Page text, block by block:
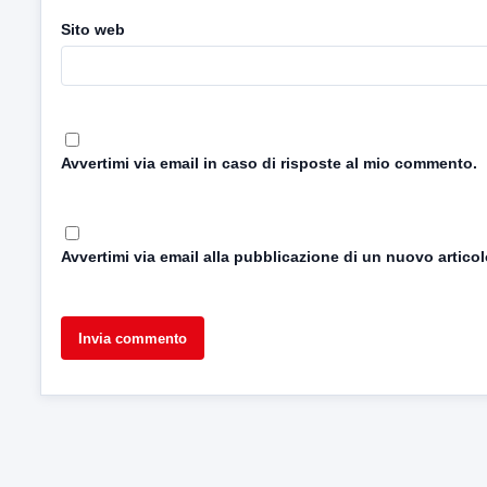
Sito web
Avvertimi via email in caso di risposte al mio commento.
Avvertimi via email alla pubblicazione di un nuovo